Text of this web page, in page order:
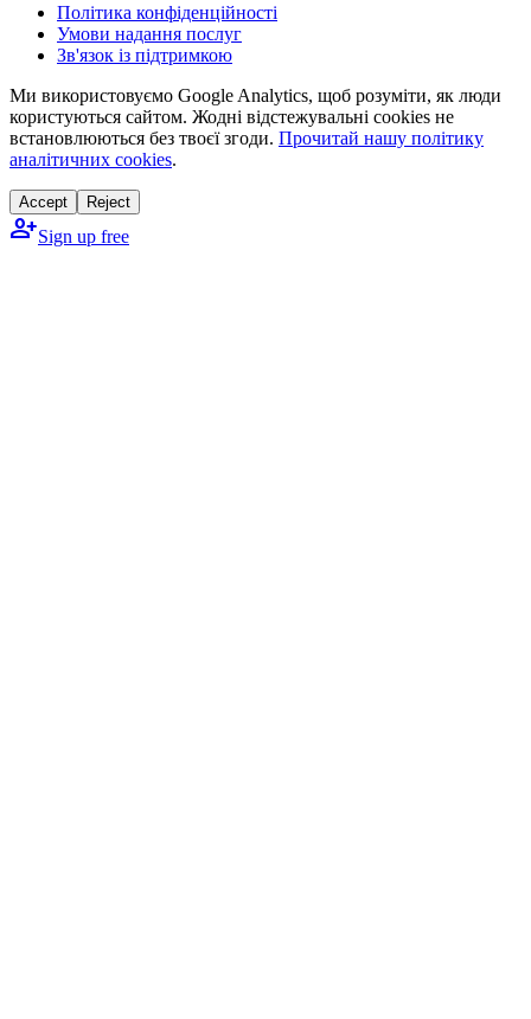
Політика конфіденційності
Умови надання послуг
Зв'язок із підтримкою
Ми використовуємо Google Analytics, щоб розуміти, як люди
користуються сайтом. Жодні відстежувальні cookies не
встановлюються без твоєї згоди. Прочитай нашу політику
аналітичних cookies.
Accept Reject
person_addSign up free